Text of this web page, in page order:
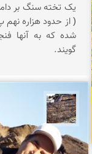
یک تخته سنگ بر
( از حدود هزاره
گویند.